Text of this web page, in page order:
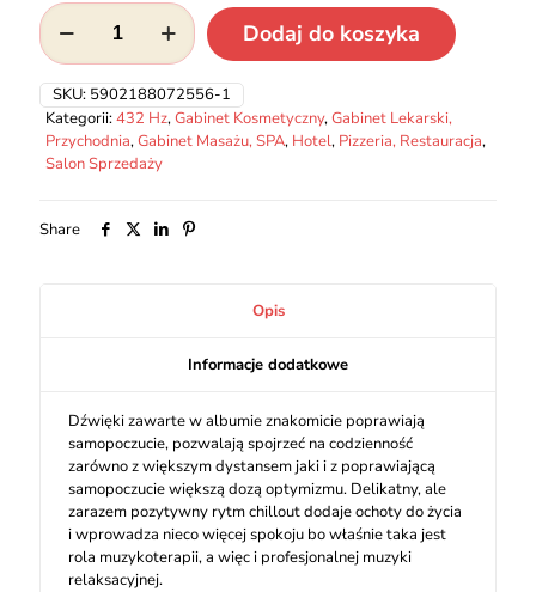
ilość
Swing
Jazz
Dodaj do koszyka
SKU: 5902188072556-1
Kategorii:432 Hz,Gabinet Kosmetyczny,Gabinet Lekarski,
Przychodnia,Gabinet Masażu, SPA, Hotel, Pizzeria, Restauracja,
Salon Sprzedaży
Share
Opis
Informacje dodatkowe
Dźwięki zawarte w albumie znakomicie poprawiają
samopoczucie, pozwalają spojrzeć na codzienność
zarówno z większym dystansem jaki i z poprawiającą
samopoczucie większą dozą optymizmu. Delikatny, ale
zarazem pozytywny rytm chillout dodaje ochoty do życia
i wprowadza nieco więcej spokoju bo właśnie taka jest
rola muzykoterapii, a więc i profesjonalnej muzyki
relaksacyjnej.